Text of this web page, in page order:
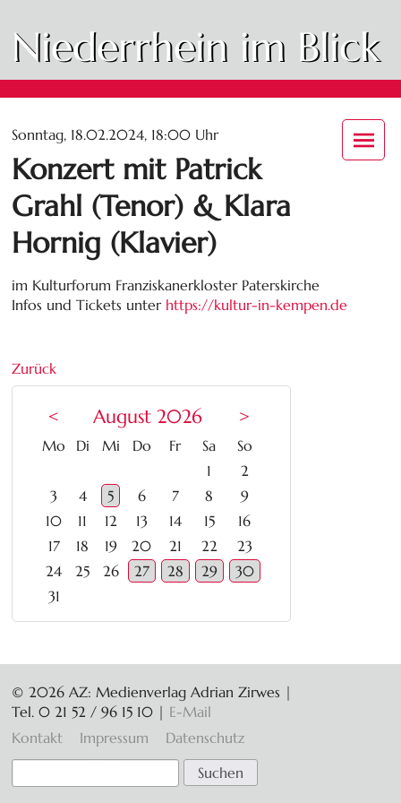
Niederrhein im Blick
Sonntag, 18.02.2024, 18:00 Uhr
Konzert mit Patrick
Grahl (Tenor) & Klara
Hornig (Klavier)
im Kulturforum Franziskanerkloster Paterskirche
Infos und Tickets unter https://kultur-in-kempen.de
Zurück
< August 2026 >
Mo ntag
Dienstag
Mittwoch
Donnerstag
Freitag
Samstag
Sonntag
1
2
3
4 5 6 7 8
9
10
11 12 13 14 15
16
17
18 19 20 21 22
23
24
25 26 27 28 29
30
31
© 2026 AZ: Medienverlag Adrian Zirwes |
Tel. 0 21 52 / 96 15 10 | E-Mail
Navigation
überspringen
Kontakt Impressum Datenschutz